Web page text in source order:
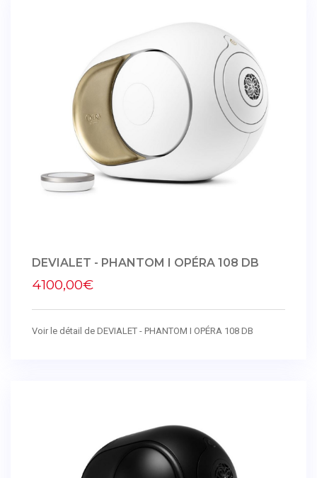
DEVIALET - PHANTOM I OPÉRA 108 DB
4100,00€
Voir le détail de DEVIALET - PHANTOM I OPÉRA 108 DB